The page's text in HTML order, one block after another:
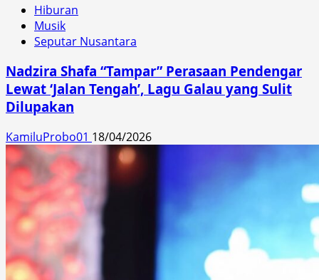
Hiburan
Musik
Seputar Nusantara
Nadzira Shafa “Tampar” Perasaan Pendengar
Lewat ‘Jalan Tengah’, Lagu Galau yang Sulit
Dilupakan
KamiluProbo01 18/04/2026